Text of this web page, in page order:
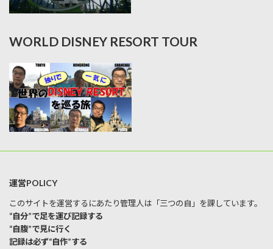
WORLD DISNEY RESORT TOUR
運営POLICY
このサイトを運営するにあたり管理人は「三つの自」を課しています。
“自分”で足を運び記録する
“自腹”で見に行く
記録は必ず“自作”する